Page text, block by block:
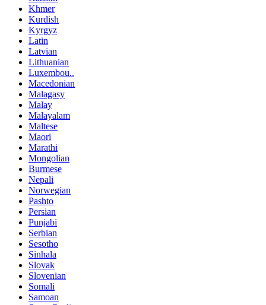
Khmer
Kurdish
Kyrgyz
Latin
Latvian
Lithuanian
Luxembou..
Macedonian
Malagasy
Malay
Malayalam
Maltese
Maori
Marathi
Mongolian
Burmese
Nepali
Norwegian
Pashto
Persian
Punjabi
Serbian
Sesotho
Sinhala
Slovak
Slovenian
Somali
Samoan